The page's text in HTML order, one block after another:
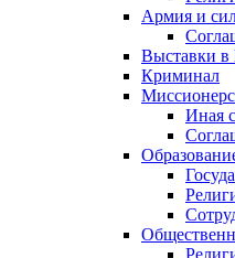
Армия и
Выставки в
Криминал
Иная